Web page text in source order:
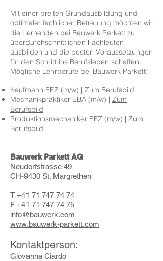
Mit einer breiten Grundausbildung und
optimaler fachlicher Betreuung möchten wir
die Lernenden bei Bauwerk Parkett zu
überdurchschnittlichen Fachleuten
ausbilden und die besten Voraussetzungen
für den Schritt ins Berufsleben schaffen.
Mögliche Lehrberufe bei Bauwerk Parkett:
Kaufmann EFZ (m/w) | Zum Berufsbild
Mechanikpraktiker EBA (m/w) | Zum
Berufsbild
Produktionsmechaniker EFZ (m/w) | Zum
Berufsbild
Bauwerk Parkett AG
Neudorfstrasse 49
CH-9430 St. Margrethen
T +41 71 747 74 74
F +41 71 747 74 75
info@bauwerk.com
www.bauwerk-parkett.com
Kontaktperson:
Giovanna Ciardo